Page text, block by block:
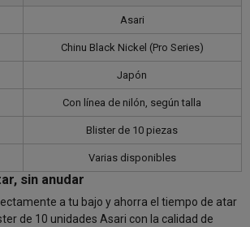
Asari
Chinu Black Nickel (Pro Series)
Japón
Con línea de nilón, según talla
Blister de 10 piezas
Varias disponibles
sin anudar
a tu bajo y ahorra el tiempo de atar
de 10 unidades Asari con la calidad de